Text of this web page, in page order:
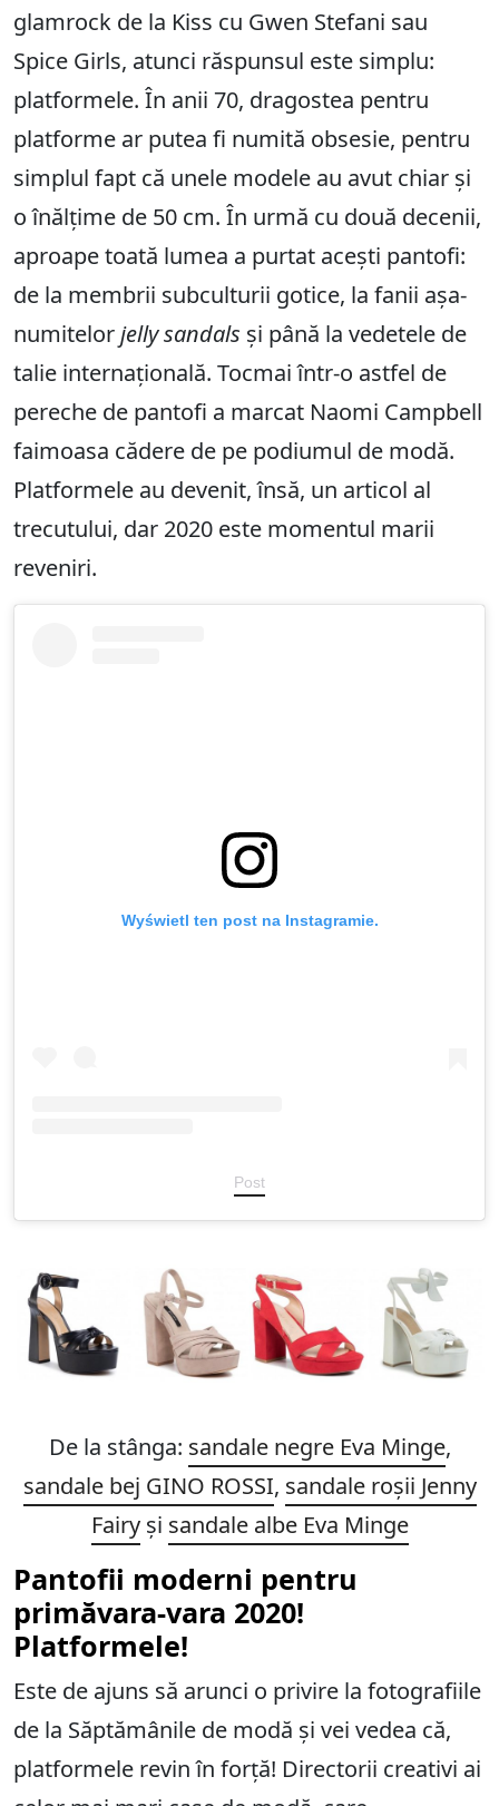
glamrock de la Kiss cu Gwen Stefani sau
Spice Girls, atunci răspunsul este simplu:
platformele. În anii 70, dragostea pentru
platforme ar putea fi numită obsesie, pentru
simplul fapt că unele modele au avut chiar și
o înălțime de 50 cm. În urmă cu două decenii,
aproape toată lumea a purtat acești pantofi:
de la membrii subculturii gotice, la fanii așa-
numitelorjelly sandals și până la vedetele de
talie internațională. Tocmai într-o astfel de
pereche de pantofi a marcat Naomi Campbell
faimoasa cădere de pe podiumul de modă.
Platformele au devenit, însă, un articol al
trecutului, dar 2020 este momentul marii
reveniri.
Wyświetl ten post na Instagramie.
Post
De la stânga: sandale negre Eva Minge,
sandale bej GINO ROSSI, sandale roșii Jenny
Fairyși sandale albe Eva Minge
Pantofii moderni pentru
primăvara-vara 2020!
Platformele!
Este de ajuns să arunci o privire la fotografiile
de la Săptămânile de modă și vei vedea că,
platformele revin în forță! Directorii creativi ai